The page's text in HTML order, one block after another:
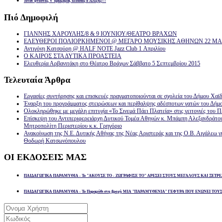
Πιό Δημοφιλή
ΓΙΑΝΝΗΣ ΧΑΡΟΥΛΗΣ/8 & 9 ΙΟΥΝΙΟΥ/ΘΕΑΤΡΟ ΒΡΑΧΩΝ
ΕΛΕΥΘΕΡΟΙ ΠΟΛΙΟΡΚΗΜΕΝΟΙ @ ΜΕΓΑΡΟ ΜΟΥΣΙΚΗΣ ΑΘΗΝΩΝ 22
Αντιγόνη Κατσούρη @ HALF NOTE Jazz Club 1 Απριλίου
Ο ΚΑΙΡΟΣ ΣΤΑ ΔΥΤΙΚΑ ΠΡΟΑΣΤΕΙΑ
Ελευθερία Αρβανιτάκη στο Θέατρο Βράχων Σάββατο 5 Σεπτεμβρίου 2015
Τελευταία Άρθρα
Εργασίες συντήρησης και επισκευές πραγματοποιούνται σε σχολεία του Δήμου
Έναρξη του προγράμματος στειρώσεων και περίθαλψης αδέσποτων γατών του
Ολοκληρώθηκε με μεγάλη επιτυχία «Το Σινεμά Πάει Πλατεία» στις γειτονιές του
Επίσκεψη του Αντιπεριφερειάρχη Δυτικού Τομέα Αθηνών κ. Μπάμπη
Μητροπολίτη Περιστερίου κ.κ. Γρηγόριο
Ανακοίνωση της Ν.Ε. Δυτικής Αθήνας της Νέας Αριστεράς και της Ο.Β. Αιγάλεω
Θοδωρή Κατσωνόπουλου
ΟΙ ΕΚΔΟΣΕΙΣ ΜΑΣ
ΠΑΙΔΑΓΩΓΙΚΑ ΠΑΡΑΜΥΘΙΑ - Το "ΑΚΟΥΣΕ ΤΟ - ΖΩΓΡΑΦΙΣΕ ΤΟ" ΑΡΕΣΕΙ ΣΤΟΥΣ ΜΕΓΑΛΟΥΣ ΚΑΙ
ΠΑΙΔΑΓΩΓΙΚΑ ΠΑΡΑΜΥΘΙΑ - Το Παραμύθι στη βροχή ΜΙΑ "ΠΑΡΑΜΥΘΕΝΙΑ" ΓΕΦΥΡΑ ΠΟΥ ΕΝΩΝΕΙ